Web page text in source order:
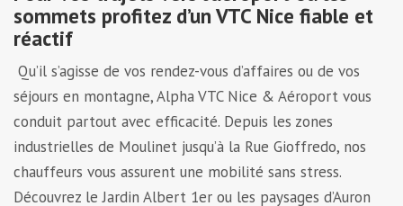
sommets profitez d’un VTC Nice fiable et
réactif
Qu’il s’agisse de vos rendez-vous d’affaires ou de vos
séjours en montagne, Alpha VTC Nice & Aéroport vous
conduit partout avec efficacité. Depuis les zones
industrielles de Moulinet jusqu’à la Rue Gioffredo, nos
chauffeurs vous assurent une mobilité sans stress.
Découvrez le Jardin Albert 1er ou les paysages d’Auron